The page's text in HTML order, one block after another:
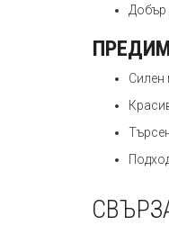
Добър
Силен